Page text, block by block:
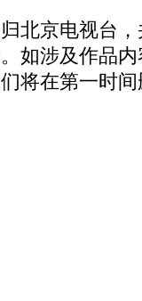
北京电视台
如涉及作品
将在第一时